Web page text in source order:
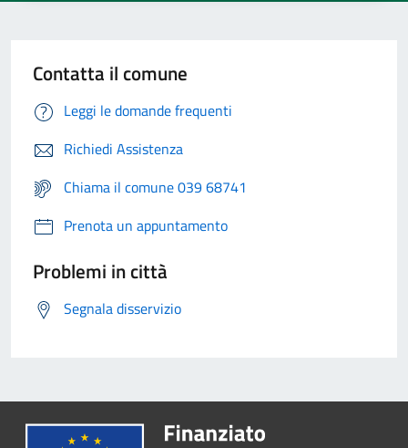
Contatta il comune
Leggi le domande frequenti
Richiedi Assistenza
Chiama il comune 039 68741
Prenota un appuntamento
Problemi in città
Segnala disservizio